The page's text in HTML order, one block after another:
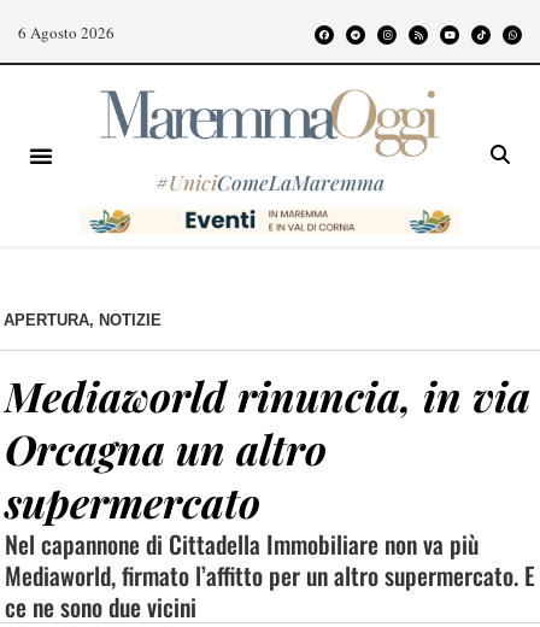
6 Agosto 2026
#UniciComeLaMaremma
APERTURA, NOTIZIE
Mediaworld rinuncia, in via
Orcagna un altro
supermercato
Nel capannone di Cittadella Immobiliare non va più
Mediaworld, firmato l’affitto per un altro supermercato. E
ce ne sono due vicini